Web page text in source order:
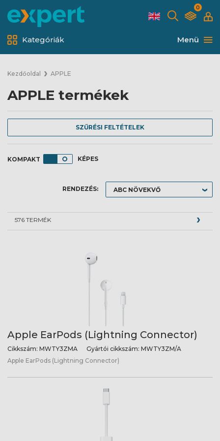
0
Menü
Kategóriák
Kezdőoldal APPLE
APPLE termékek
SZŰRÉSI FELTÉTELEK
KÉPES
RENDEZÉS:
576 TERMÉK
Apple EarPods (Lightning Connector)
Cikkszám: MWTY3ZMA Gyártói cikkszám: MWTY3ZM/A
Apple EarPods (Lightning Connector)